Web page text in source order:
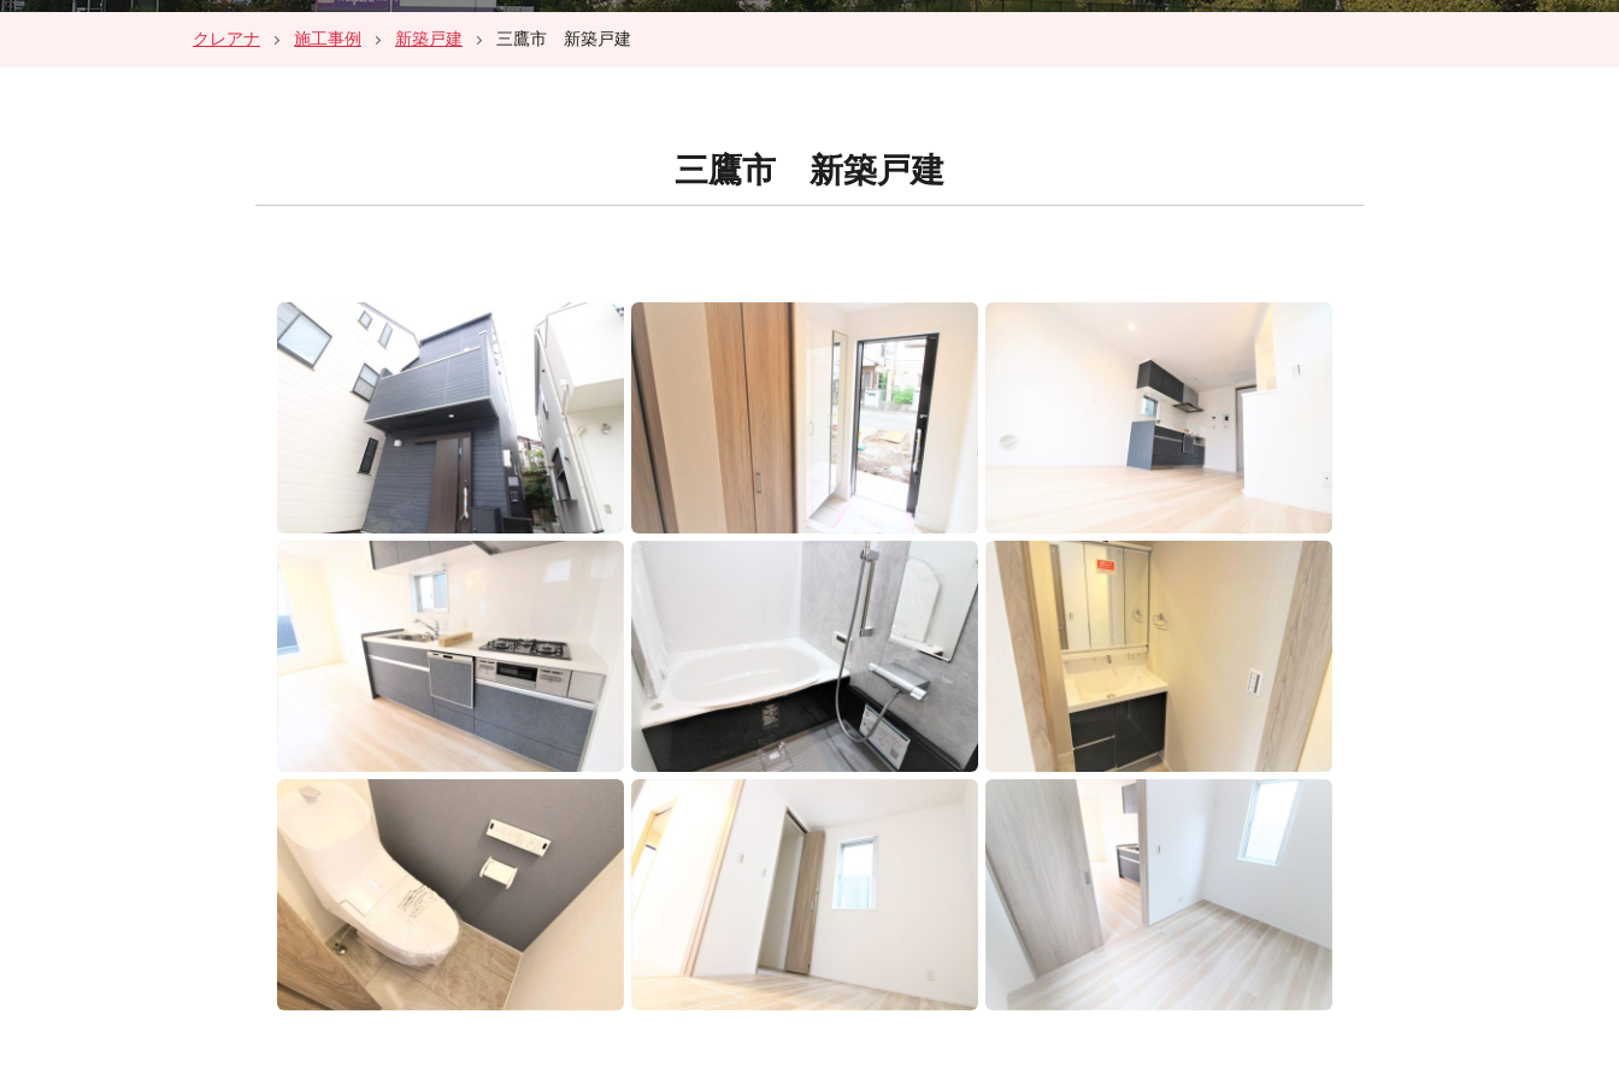
クレアナ 施工事例 新築戸建 三鷹市 新築戸建
三鷹市 新築戸建